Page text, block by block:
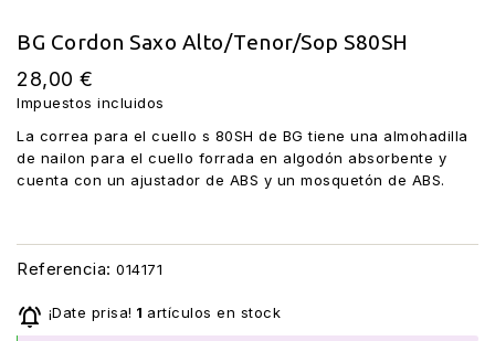
BG Cordon Saxo Alto/Tenor/Sop S80SH
28,00 €
Impuestos incluidos
La correa para el cuello s 80SH de BG tiene una almohadilla
de nailon para el cuello forrada en algodón absorbente y
cuenta con un ajustador de ABS y un mosquetón de ABS.
Referencia: 014171
 ¡Date prisa! 1 artículos en stock